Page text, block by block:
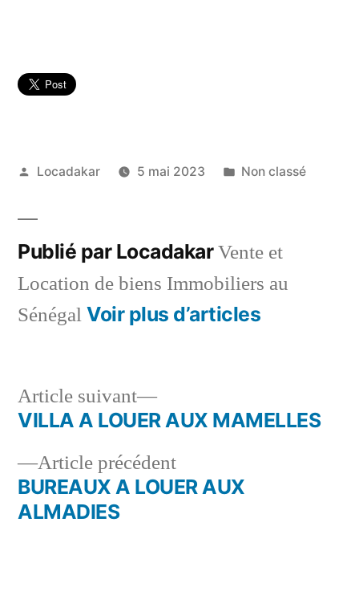
Publié
Locadakar 5 mai 2023
Publié
Non classé
Publié par LocadakarVente et
Location de biens Immobiliers au
Sénégal Voir plus d’articles
Navigation
de
l’article
Article précédentArticle
précédent :
BUREAUX A LOUER AUX
ALMADIES
Article suivant
Article
suivant :
VILLA A LOUER AUX MAMELLES